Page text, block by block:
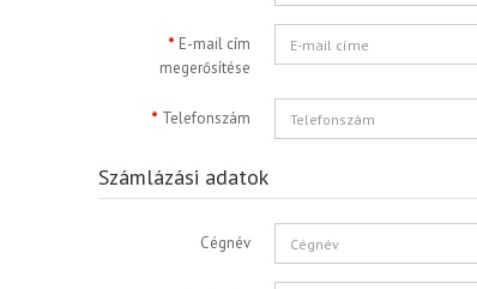
E-mail cím
megerősítése
Telefonszám
Számlázási adatok
Cégnév